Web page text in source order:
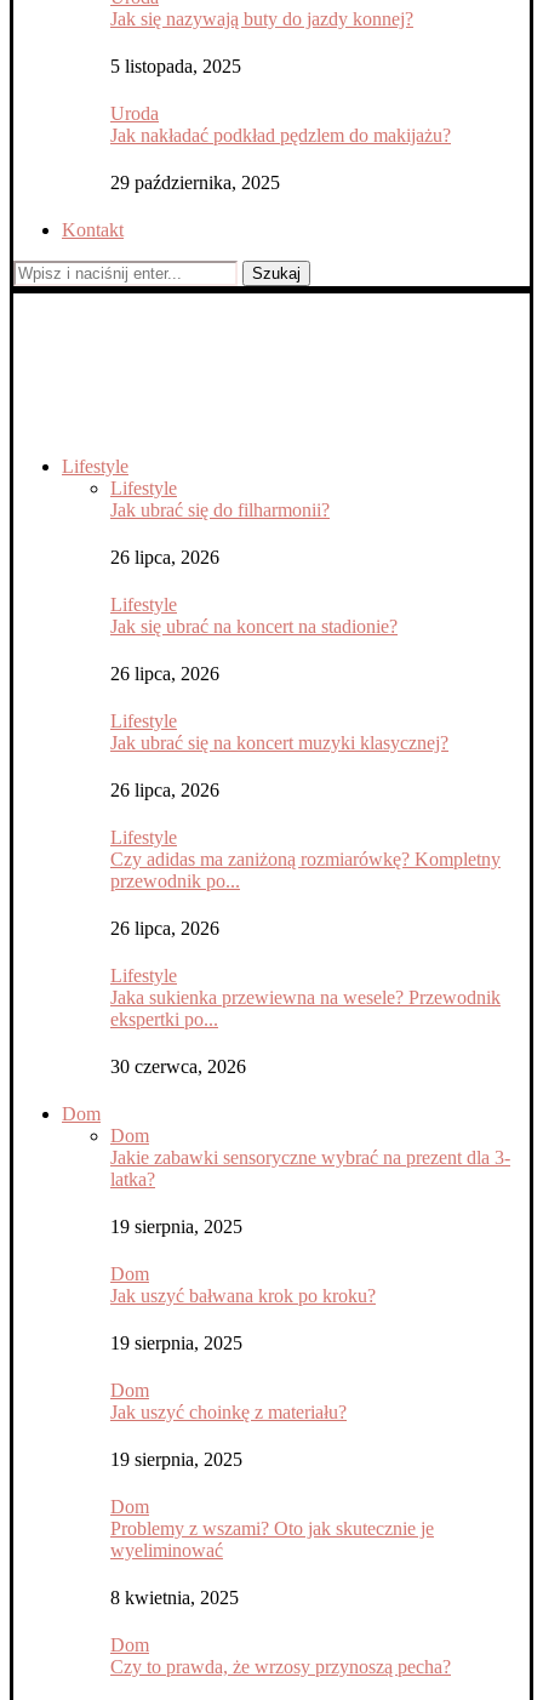
Jak się nazywają buty do jazdy konnej?
5 listopada, 2025
Uroda
Jak nakładać podkład pędzlem do makijażu?
29 października, 2025
Kontakt
Szukaj
Lifestyle
Lifestyle
Jak ubrać się do filharmonii?
26 lipca, 2026
Lifestyle
Jak się ubrać na koncert na stadionie?
26 lipca, 2026
Lifestyle
Jak ubrać się na koncert muzyki klasycznej?
26 lipca, 2026
Lifestyle
Czy adidas ma zaniżoną rozmiarówkę? Kompletny
przewodnik po...
26 lipca, 2026
Lifestyle
Jaka sukienka przewiewna na wesele? Przewodnik
ekspertki po...
30 czerwca, 2026
Dom
Dom
Jakie zabawki sensoryczne wybrać na prezent dla 3-
latka?
19 sierpnia, 2025
Dom
Jak uszyć bałwana krok po kroku?
19 sierpnia, 2025
Dom
Jak uszyć choinkę z materiału?
19 sierpnia, 2025
Dom
Problemy z wszami? Oto jak skutecznie je
wyeliminować
8 kwietnia, 2025
Dom
Czy to prawda, że wrzosy przynoszą pecha?